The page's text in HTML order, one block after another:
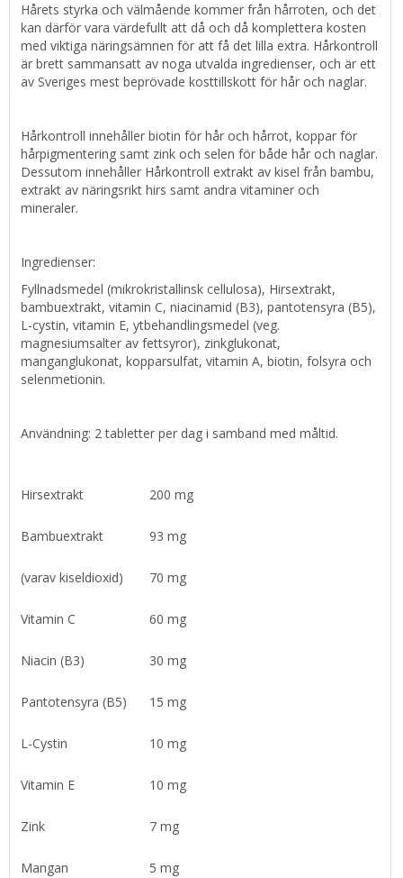
Hårets styrka och välmående kommer från hårroten, och det
kan därför vara värdefullt att då och då komplettera kosten
med viktiga näringsämnen för att få det lilla extra. Hårkontroll
är brett sammansatt av noga utvalda ingredienser, och är ett
av Sveriges mest beprövade kosttillskott för hår och naglar.
Hårkontroll innehåller biotin för hår och hårrot, koppar för
hårpigmentering samt zink och selen för både hår och naglar.
Dessutom innehåller Hårkontroll extrakt av kisel från bambu,
extrakt av näringsrikt hirs samt andra vitaminer och
mineraler.
Ingredienser:
Fyllnadsmedel (mikrokristallinsk cellulosa), Hirsextrakt,
bambuextrakt, vitamin C, niacinamid (B3), pantotensyra (B5),
L-cystin, vitamin E, ytbehandlingsmedel (veg.
magnesiumsalter av fettsyror), zinkglukonat,
manganglukonat, kopparsulfat, vitamin A, biotin, folsyra och
selenmetionin.
Användning: 2 tabletter per dag i samband med måltid.
Hirsextrakt 200 mg
Bambuextrakt 93 mg
(varav kiseldioxid) 70 mg
Vitamin C 60 mg
Niacin (B3) 30 mg
Pantotensyra (B5) 15 mg
L-Cystin 10 mg
Vitamin E 10 mg
Zink 7 mg
Mangan 5 mg